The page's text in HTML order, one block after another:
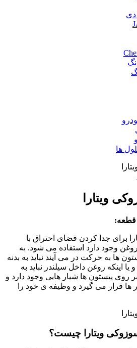
دی
ها
ویتارا
برای جدا کردن فضای احتراق با
وجود دارد استفاده می شود. به
ها به حرکت در می آیند نباید به بدنه
اینکه روغن داخل سیلندر نباید به
روی پیستون ها شیار هایی وجود دارد و
ها قرار می گیرد و وظیفه ی خود را
ویتارا چیست؟